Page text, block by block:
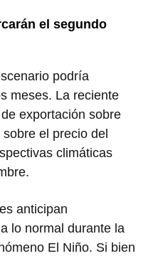
el segundo
podría
meses. La reciente
exportación sobre
el precio del
climáticas
anticipan
lo normal durante la
El Niño. Si bien